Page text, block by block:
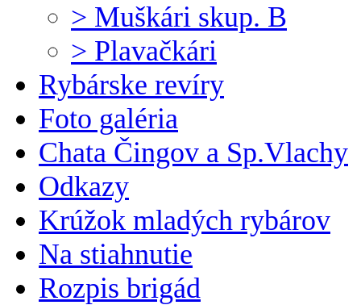
> Muškári skup. B
> Plavačkári
Rybárske revíry
Foto galéria
Chata Čingov a Sp.Vlachy
Odkazy
Krúžok mladých rybárov
Na stiahnutie
Rozpis brigád